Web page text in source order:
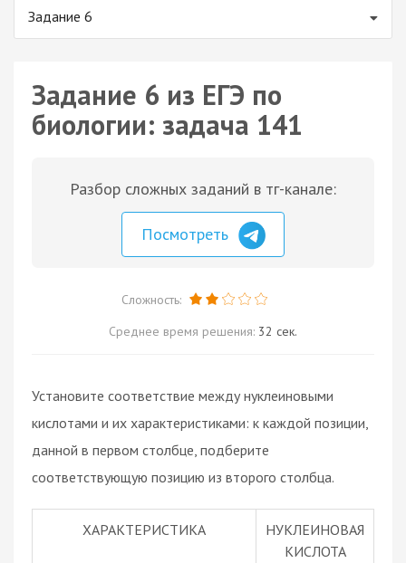
Задание 6
Задание 6 из ЕГЭ по
биологии: задача 141
Разбор сложных заданий в тг-канале:
Посмотреть
Сложность:
Среднее время решения: 32 сек.
Установите соответствие между нуклеиновыми
кислотами и их характеристиками: к каждой позиции,
данной в первом столбце, подберите
соответствующую позицию из второго столбца.
ХАРАКТЕРИСТИКА
НУКЛЕИНОВАЯ
КИСЛОТА